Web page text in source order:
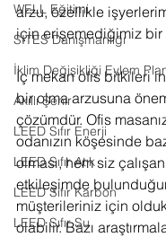
WELL Eğitimi
SITES Danışmanlığı
İklim Değişikliği Eylem
Akıllı Şehir
LEED Sıfır Enerji
LEED Sıfır Atık
LEED Sıfır Karbon
LEED Sıfır Su
arzu, özellikle
için erişemediğimiz bir
İç mekan ofis bitkileri
bir olma arzusuna
çözümdür. Ofis
odanızın köşesinde
olması, hem siz
etkileşimde
müşterileriniz için
olabilir. Bazı